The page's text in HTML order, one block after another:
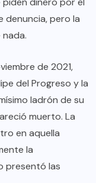
denuncia, pero la
de 2021,
del Progreso y la
ladrón de su
muerto. La
en aquella
la
presentó las